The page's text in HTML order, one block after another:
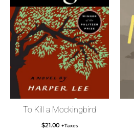
To Kill a Mockingbird
$21.00 +Taxes